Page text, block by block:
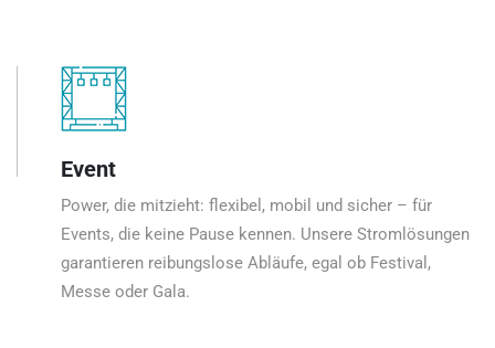
Event
Power, die mitzieht: flexibel, mobil und sicher – für
Events, die keine Pause kennen. Unsere Stromlösungen
garantieren reibungslose Abläufe, egal ob Festival,
Messe oder Gala.